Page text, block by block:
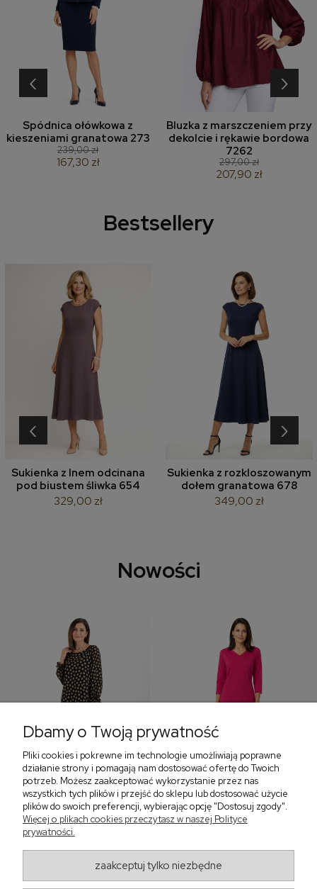
Spódnica ołówkowa z
kieszeniami granatowa 273
239,00 zł
167,30 zł
Bluzka z marszczeniem przy
dekolcie i rękawie bordowa
7262
297,00 zł
207,90 zł
‹ ›
Bestsellery
Sukienka z lnem odcinana
pod biustem śliwka 654
329,00 zł
Sukienka z rozkloszowanym
dołem granatowa 678
349,00 zł
‹ ›
Nowości
Sukienka z falbaną i
bufiastym rękawem w
405,30 zł
Sukienka z dekoltem w
299,00 zł
‹
Dbamy o Twoją prywatność
Pliki cookies i pokrewne im technologie umożliwiają poprawne
działanie strony i pomagają nam dostosować ofertę do Twoich
potrzeb. Możesz zaakceptować wykorzystanie przez nas
wszystkich tych plików i przejść do sklepu lub dostosować użycie
plików do swoich preferencji, wybierając opcję "Dostosuj zgody".
Więcej o plikach cookies przeczytasz w naszej Polityce
prywatności.
zaakceptuj tylko niezbędne